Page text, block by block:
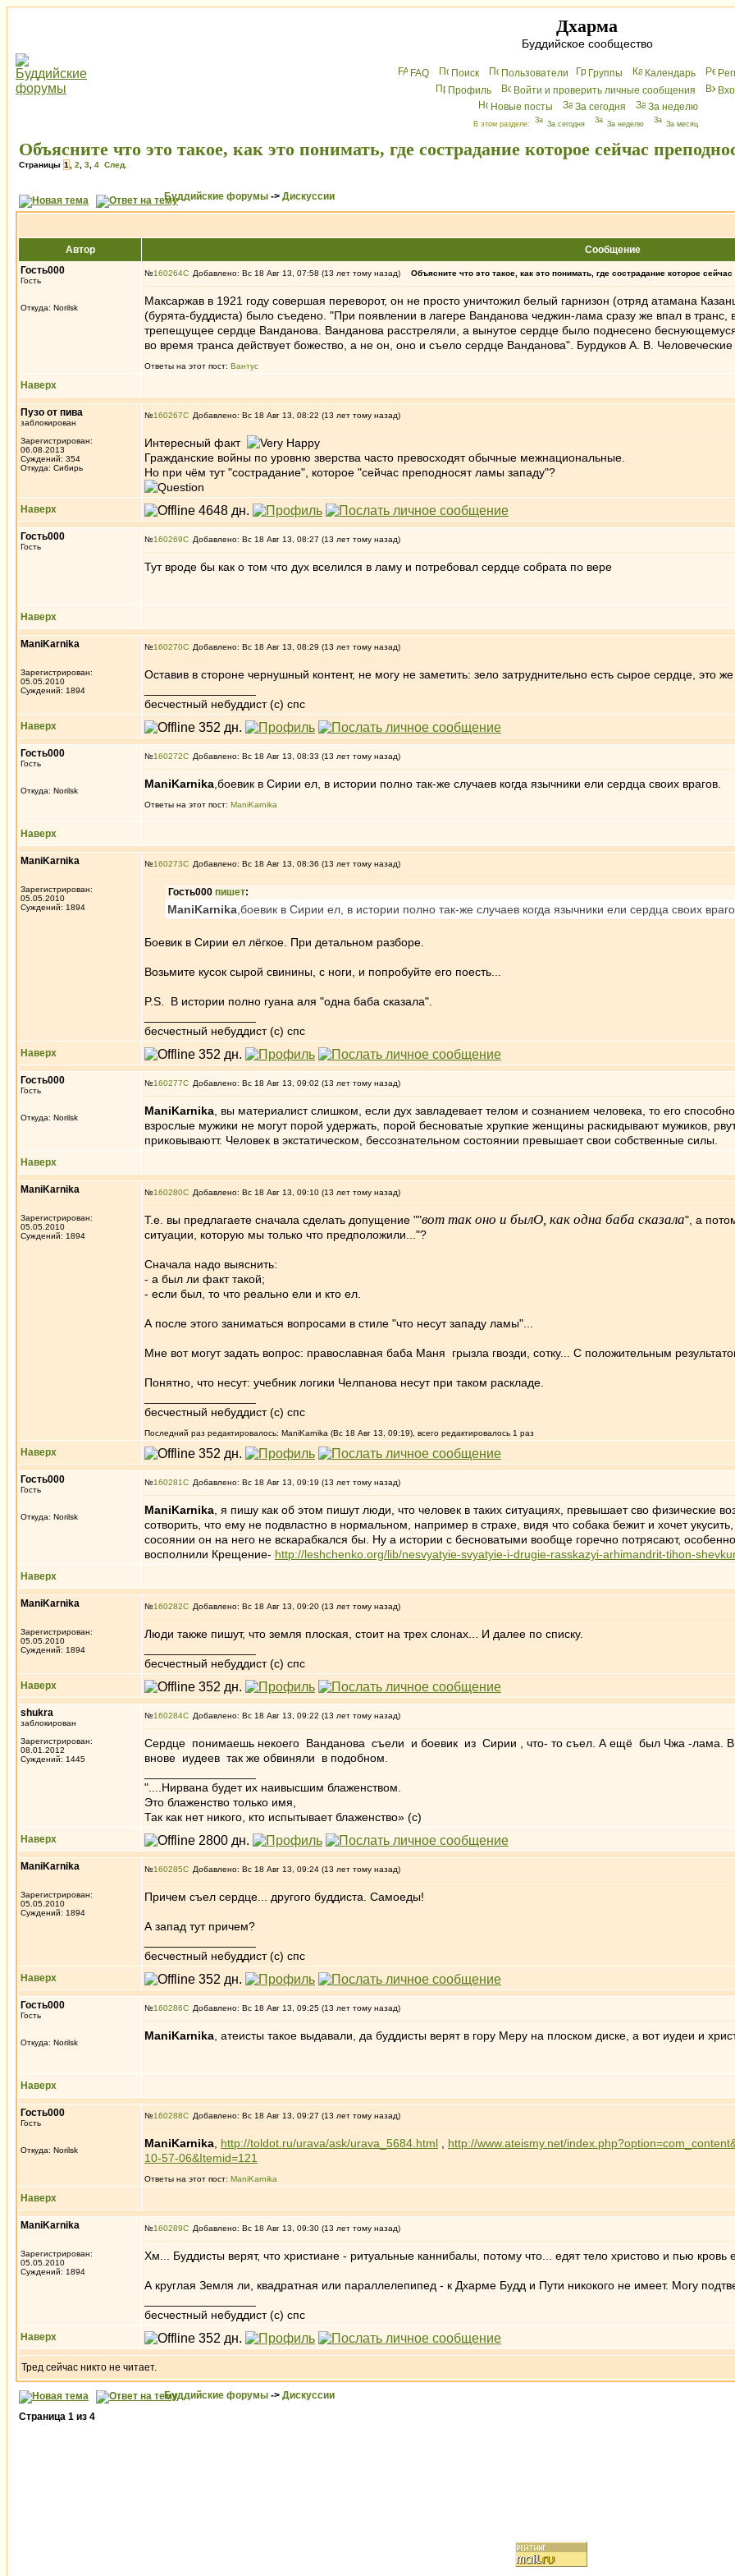
Дхарма
Буддийское сообщество
FAQ Поиск Пользователи Группы Календарь
Профиль
Войти и проверить личные сообщения
Новые посты
За сегодня За неделю
В этом разделе: За сегодня За неделю За месяц
Объясните что это такое, как это понимать, где сострадание которое сейчас
Страницы 1 2 3 4 След.
Буддийские форумы -> Дискуссии
Автор
Сообщение
Гость000
Гость
Откуда: Norilsk
№160264 Добавлено: Вс 18 Авг 13, 07:58 (13 лет тому назад) Объясните что это такое, как это понимать, где сострадание которое
Максаржав в 1921 году совершая переворот, он не просто уничтожил белый гарнизон (отряд атамана
(бурята-буддиста) было съедено. "При появлении в лагере Ванданова чеджин-лама сразу же впал в транс,
трепещущее сердце Ванданова. Ванданова расстреляли, а вынутое сердце было поднесено
во время транса действует божество, а не он, оно и съело сердце Ванданова". Бурдуков А. В.
Ответы на этот пост: Вантус
Наверх
Пузо от пива
заблокирован
Зарегистрирован:
06.08.2013
Суждений: 354
Откуда: Сибирь
№160267 Добавлено: Вс 18 Авг 13, 08:22 (13 лет тому назад)
Интересный факт
Гражданские войны по уровню зверства часто превосходят обычные межнациональные.
Но при чём тут "сострадание", которое "сейчас преподносят ламы западу"?
Наверх
Гость000
Гость
№160269 Добавлено: Вс 18 Авг 13, 08:27 (13 лет тому назад)
Тут вроде бы как о том что дух вселился в ламу и потребовал сердце собрата по вере
Наверх
ManiKarnika
Зарегистрирован:
05.05.2010
Суждений: 1894
№160270 Добавлено: Вс 18 Авг 13, 08:29 (13 лет тому назад)
Оставив в стороне чернушный контент, не могу не заметить: зело затруднительно есть сырое сердце, это
бесчестный небуддист (с) спс
Наверх
Гость000
Гость
Откуда: Norilsk
№160272 Добавлено: Вс 18 Авг 13, 08:33 (13 лет тому назад)
ManiKarnika ,боевик в Сирии ел, в истории полно так-же случаев когда язычники ели сердца своих врагов.
Ответы на этот пост: ManiKarnika
Наверх
ManiKarnika
Зарегистрирован:
05.05.2010
Суждений: 1894
№160273 Добавлено: Вс 18 Авг 13, 08:36 (13 лет тому назад)
Гость000 пишет:
ManiKarnika ,боевик в Сирии ел, в истории полно так-же случаев когда язычники ели сердца своих
Боевик в Сирии ел лёгкое. При детальном разборе.
Возьмите кусок сырой свинины, с ноги, и попробуйте его поесть...
P.S. В истории полно гуана аля "одна баба сказала".
бесчестный небуддист (с) спс
Наверх
Гость000
Гость
Откуда: Norilsk
№160277 Добавлено: Вс 18 Авг 13, 09:02 (13 лет тому назад)
ManiKarnika , вы материалист слишком, если дух завладевает телом и сознанием человека, то его
взрослые мужики не могут порой удержать, порой бесноватые хрупкие женщины раскидывают мужиков,
приковываютт. Человек в экстатическом, бессознательном состоянии превышает свои собственные силы.
Наверх
ManiKarnika
Зарегистрирован:
05.05.2010
Суждений: 1894
№160280 Добавлено: Вс 18 Авг 13, 09:10 (13 лет тому назад)
Т.е. вы предлагаете сначала сделать допущение ""вот так оно и былО, как одна баба сказала", а
ситуации, которую мы только что предположили..."?
Сначала надо выяснить:
- а был ли факт такой;
- если был, то что реально ели и кто ел.
А после этого заниматься вопросами в стиле "что несут западу ламы"...
Мне вот могут задать вопрос: православная баба Маня грызла гвозди, сотку... С положительным
Понятно, что несут: учебник логики Челпанова несут при таком раскладе.
бесчестный небуддист (с) спс
Последний раз редактировалось: ManiKarnika (Вс 18 Авг 13, 09:19), всего редактировалось 1 раз
Наверх
Гость000
Гость
Откуда: Norilsk
№160281 Добавлено: Вс 18 Авг 13, 09:19 (13 лет тому назад)
ManiKarnika , я пишу как об этом пишут люди, что человек в таких ситуациях, превышает сво физические
сотворить, что ему не подвластно в нормальном, например в страхе, видя что собака бежит и хочет
сосоянии он на него не вскарабкался бы. Ну а истории с бесноватыми вообще горечно потрясают,
восполнили Крещение- http://leshchenko.org/lib/nesvyatyie-svyatyie-i-drugie-rasskazyi-arhimandrit-tihon-
Наверх
ManiKarnika
Зарегистрирован:
05.05.2010
Суждений: 1894
№160282 Добавлено: Вс 18 Авг 13, 09:20 (13 лет тому назад)
Люди также пишут, что земля плоская, стоит на трех слонах... И далее по списку.
бесчестный небуддист (с) спс
Наверх
shukra
заблокирован
Зарегистрирован:
08.01.2012
Суждений: 1445
№160284 Добавлено: Вс 18 Авг 13, 09:22 (13 лет тому назад)
Сердце понимаешь некоего Ванданова съели и боевик из Сирии , что- то съел. А ещё был Чжа -лама.
внове иудеев так же обвиняли в подобном.
"....Нирвана будет их наивысшим блаженством.
Это блаженство только имя,
Так как нет никого, кто испытывает блаженство» (с)
Наверх
ManiKarnika
Зарегистрирован:
05.05.2010
Суждений: 1894
№160285 Добавлено: Вс 18 Авг 13, 09:24 (13 лет тому назад)
Причем съел сердце... другого буддиста. Самоеды!
А запад тут причем?
бесчестный небуддист (с) спс
Наверх
Гость000
Гость
Откуда: Norilsk
№160286 Добавлено: Вс 18 Авг 13, 09:25 (13 лет тому назад)
ManiKarnika , атеисты такое выдавали, да буддисты верят в гору Меру на плоском диске, а вот иудеи и
Наверх
Гость000
Гость
Откуда: Norilsk
№160288 Добавлено: Вс 18 Авг 13, 09:27 (13 лет тому назад)
ManiKarnika http://toldot.ru/urava/ask/urava_5684.html
http://www.ateismy.net/
10-57-06&Itemid=121
Ответы на этот пост: ManiKarnika
Наверх
ManiKarnika
Зарегистрирован:
05.05.2010
Суждений: 1894
№160289 Добавлено: Вс 18 Авг 13, 09:30 (13 лет тому назад)
Хм... Буддисты верят, что христиане - ритуальные каннибалы, потому что... едят тело христово и пью
А круглая Земля ли, квадратная или параллелепипед - к Дхарме Будд и Пути никокого не имеет. Могу
бесчестный небуддист (с) спс
Наверх
Тред сейчас никто не читает.
Буддийские форумы -> Дискуссии
Страница 1 из 4